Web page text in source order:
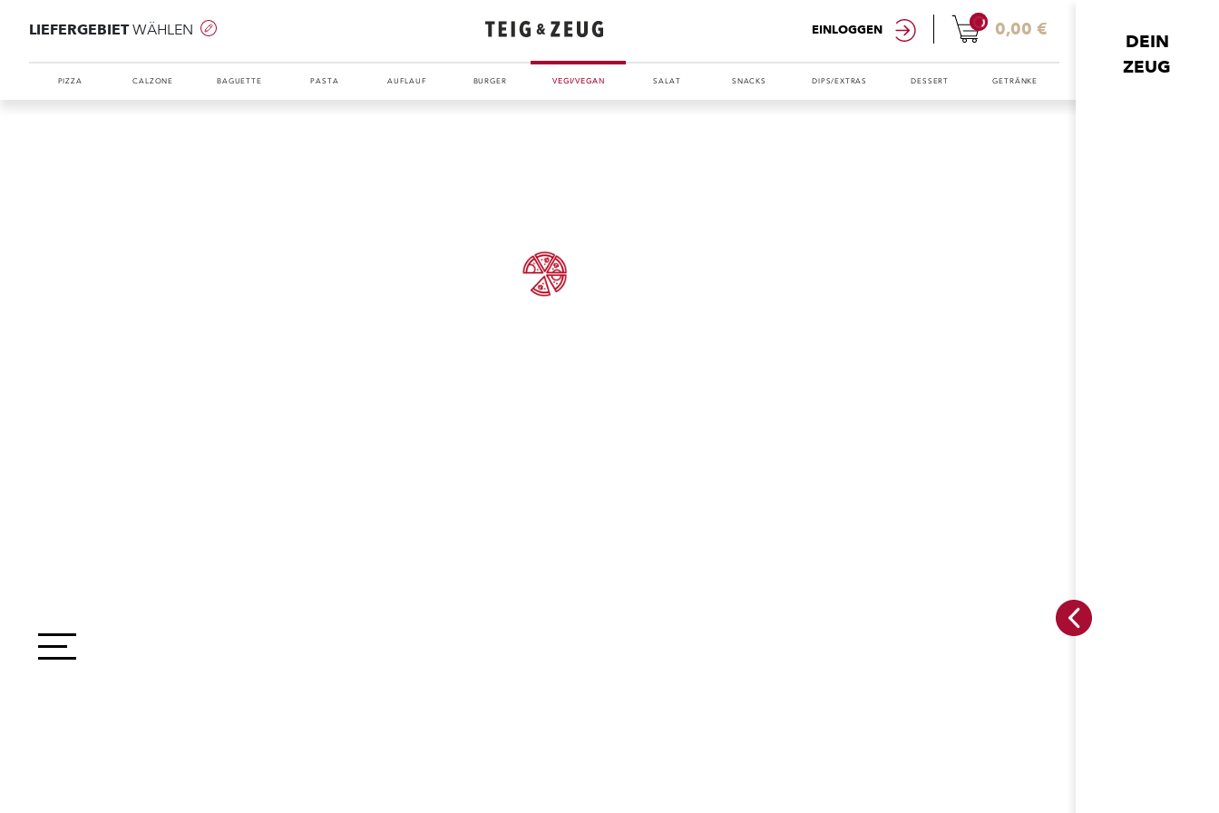
LIEFERGEBIETWÄHLEN EINLOGGEN
0 0,00 €
DEIN
ZEUG
PIZZA CALZONE BAGUETTE PASTA AUFLAUF BURGER VEGI/VEGAN SALAT SNACKS DIPS/EXTRAS DESSERT GETRÄNKE